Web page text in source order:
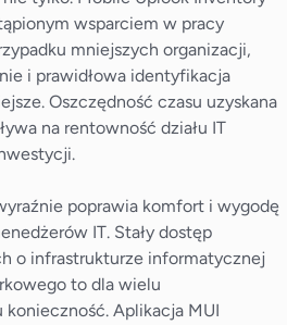
wsparciem w pracy
mniejszych organizacji,
i prawidłowa identyfikacja
Oszczędność czasu uzyskana
na rentowność działu IT
poprawia komfort i wygodę
IT. Stały dostęp
o infrastrukturze informatycznej
to dla wielu
Aplikacja MUI